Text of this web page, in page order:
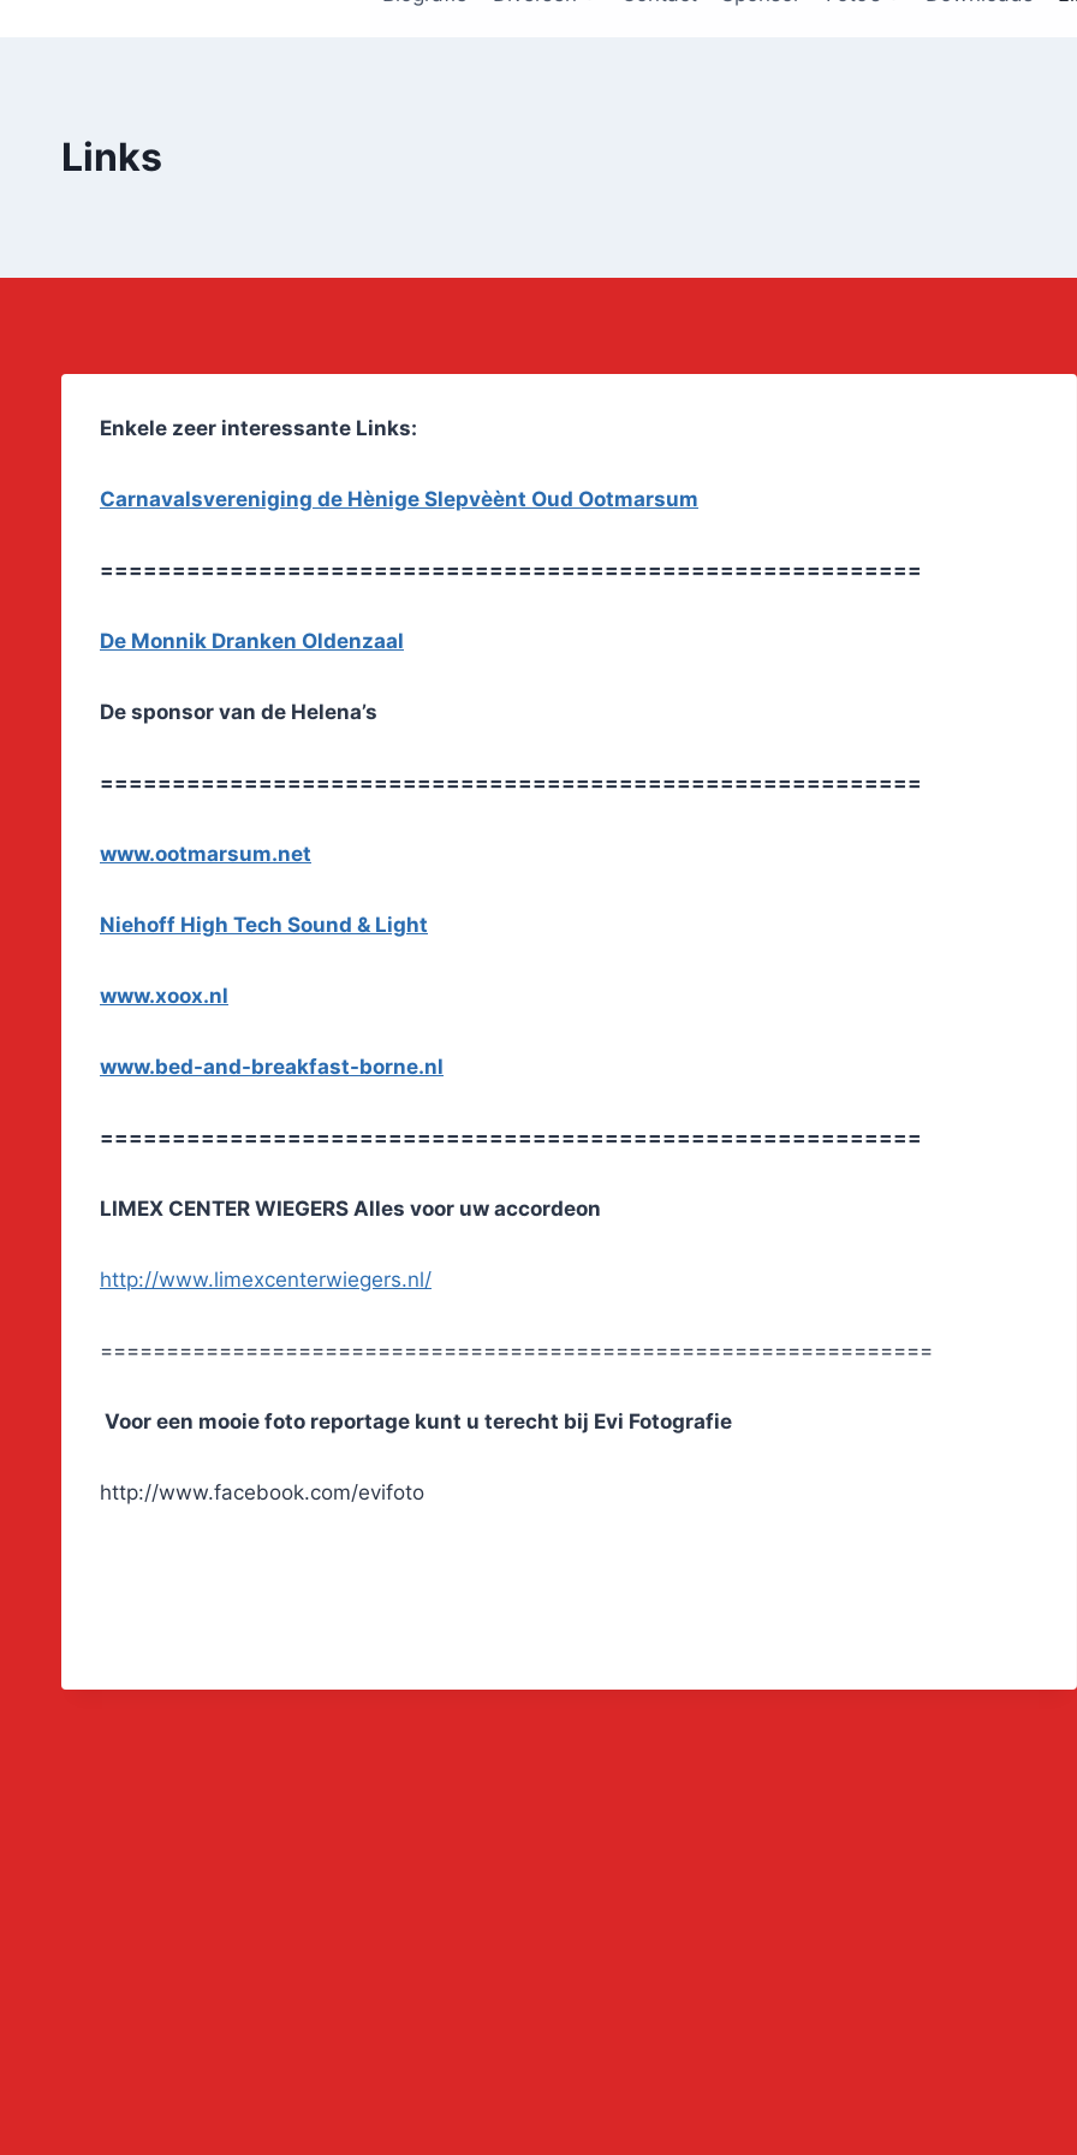
Links
Enkele zeer interessante Links:
Carnavalsvereniging de Hènige Slepvèènt Oud Ootmarsum
=========================================================
De Monnik Dranken Oldenzaal
De sponsor van de Helena’s
=========================================================
www.ootmarsum.net
Niehoff High Tech Sound & Light
www.xoox.nl
www.bed-and-breakfast-borne.nl
=========================================================
LIMEX CENTER WIEGERS Alles voor uw accordeon
http://www.limexcenterwiegers.nl/
===============================================================
Voor een mooie foto reportage kunt u terecht bij Evi Fotografie
http://www.facebook.com/evifoto